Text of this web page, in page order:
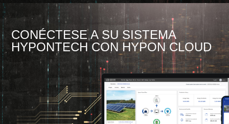
CONÉCTESE A SU SISTEMA
HYPONTECH CON HYPON CLOUD